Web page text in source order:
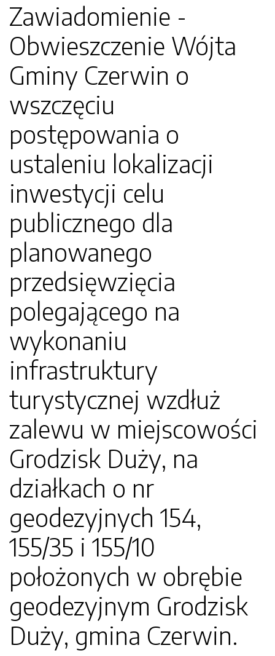
Zawiadomienie -
Obwieszczenie Wójta
Gminy Czerwin o
wszczęciu
postępowania o
ustaleniu lokalizacji
inwestycji celu
publicznego dla
planowanego
przedsięwzięcia
polegającego na
wykonaniu
infrastruktury
turystycznej wzdłuż
zalewu w miejscowości
Grodzisk Duży, na
działkach o nr
geodezyjnych 154,
155/35 i 155/10
położonych w obrębie
geodezyjnym Grodzisk
Duży, gmina Czerwin.